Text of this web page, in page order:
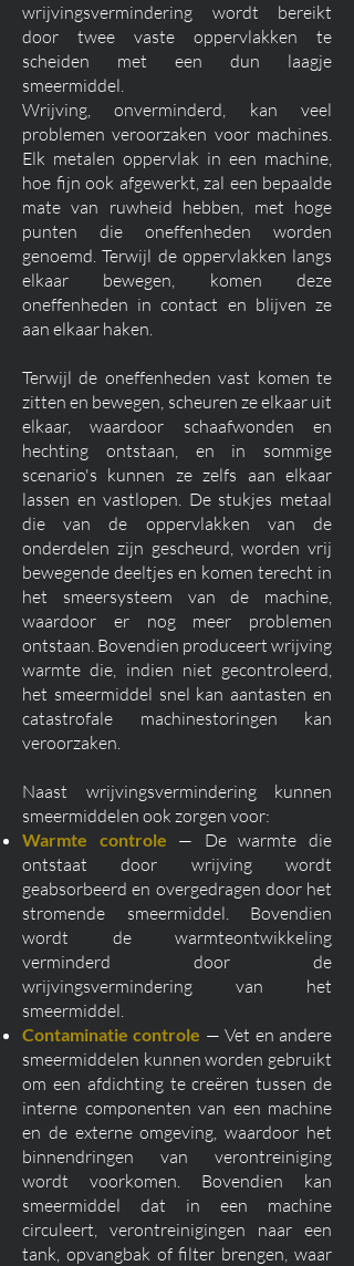
wrijvingsvermindering wordt bereikt
door twee vaste oppervlakken te
scheiden met een dun laagje
smeermiddel.
Wrijving, onverminderd, kan veel
problemen veroorzaken voor machines.
Elk metalen oppervlak in een machine,
hoe fijn ook afgewerkt, zal een bepaalde
mate van ruwheid hebben, met hoge
punten die oneffenheden worden
genoemd. Terwijl de oppervlakken langs
elkaar bewegen, komen deze
oneffenheden in contact en blijven ze
aan elkaar haken.
Terwijl de oneffenheden vast komen te
zitten en bewegen, scheuren ze elkaar uit
elkaar, waardoor schaafwonden en
hechting ontstaan, en in sommige
scenario's kunnen ze zelfs aan elkaar
lassen en vastlopen. De stukjes metaal
die van de oppervlakken van de
onderdelen zijn gescheurd, worden vrij
bewegende deeltjes en komen terecht in
het smeersysteem van de machine,
waardoor er nog meer problemen
ontstaan. Bovendien produceert wrijving
warmte die, indien niet gecontroleerd,
het smeermiddel snel kan aantasten en
catastrofale machinestoringen kan
veroorzaken.
Naast wrijvingsvermindering kunnen
smeermiddelen ook zorgen voor:
Warmte controle — De warmte die
ontstaat door wrijving wordt
geabsorbeerd en overgedragen door het
stromende smeermiddel. Bovendien
wordt de warmteontwikkeling
verminderd door de
wrijvingsvermindering van het
smeermiddel.
Contaminatie controle — Vet en andere
smeermiddelen kunnen worden gebruikt
om een afdichting te creëren tussen de
interne componenten van een machine
en de externe omgeving, waardoor het
binnendringen van verontreiniging
wordt voorkomen. Bovendien kan
smeermiddel dat in een machine
circuleert, verontreinigingen naar een
tank, opvangbak of filter brengen, waar